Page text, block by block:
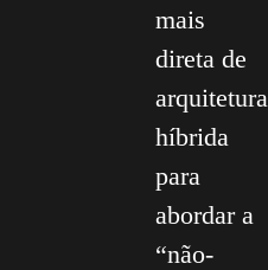
mais
direta de
arquitetura
híbrida
para
abordar a
“não-